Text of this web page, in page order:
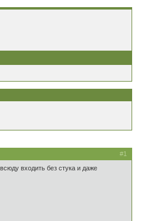
#1
входить без стука и даже